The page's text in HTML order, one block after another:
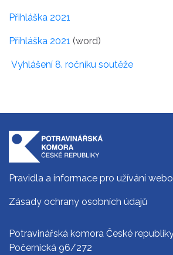
Přihláška 2021
Přihláška 2021 (word)
Vyhlášení 8. ročníku soutěže
Pravidla a informace pro užívání
Zásady ochrany osobních údajů
Potravinářská komora České
Počernická 96/272